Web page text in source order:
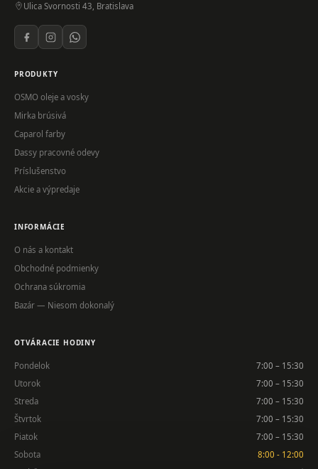
Ulica Svornosti 43, Bratislava
PRODUKTY
OSMO oleje a vosky
Mirka brúsivá
Caparol farby
Dassy pracovné odevy
Príslušenstvo
Akcie a výpredaje
INFORMÁCIE
O nás a kontakt
Obchodné podmienky
Ochrana súkromia
Bazár — Niesom dokonalý
OTVÁRACIE HODINY
Pondelok
7:00 – 15:30
Utorok
7:00 – 15:30
Streda
7:00 – 15:30
Štvrtok
7:00 – 15:30
Piatok
7:00 – 15:30
Sobota
8:00 - 12:00